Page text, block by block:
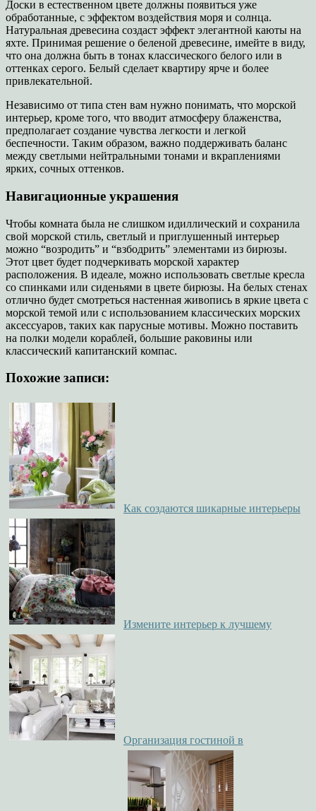
Доски в естественном цвете должны появиться уже
обработанные, с эффектом воздействия моря и солнца.
Натуральная древесина создаст эффект элегантной каюты на
яхте. Принимая решение о беленой древесине, имейте в виду,
что она должна быть в тонах классического белого или в
оттенках серого. Белый сделает квартиру ярче и более
привлекательной.
Независимо от типа стен вам нужно понимать, что морской
интерьер, кроме того, что вводит атмосферу блаженства,
предполагает создание чувства легкости и легкой
беспечности. Таким образом, важно поддерживать баланс
между светлыми нейтральными тонами и вкраплениями
ярких, сочных оттенков.
Навигационные украшения
Чтобы комната была не слишком идиллический и сохранила
свой морской стиль, светлый и приглушенный интерьер
можно “возродить” и “взбодрить” элементами из бирюзы.
Этот цвет будет подчеркивать морской характер
расположения. В идеале, можно использовать светлые кресла
со спинками или сиденьями в цвете бирюзы. На белых стенах
отлично будет смотреться настенная живопись в яркие цвета с
морской темой или с использованием классических морских
аксессуаров, таких как парусные мотивы. Можно поставить
на полки модели кораблей, большие раковины или
классический капитанский компас.
Похожие записи:
Как создаются шикарные интерьеры
Измените интерьер к лучшему
Организация гостиной в